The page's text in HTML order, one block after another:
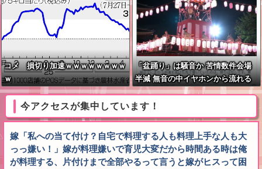
コメ 損切り加速ｗｗｗｗｗｗｗｗ
ｗ
「盆踊り」は騒音か 苦情数件会場
半減 無音の中イヤホンから流れる
曲に合わせ踊るサイレント盆ダンス
も
今アクセスが集中しています！
嫁「私への当て付け？自宅で料理する人も料理上手な人も大
っっ嫌い！」嫁が料理嫌いで育児大変だから時間ある時は俺
が料理する、片付けまで全部やるって言うと嫁がヒスって困